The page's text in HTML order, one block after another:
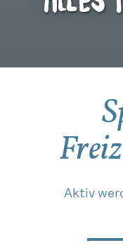
Aktiv